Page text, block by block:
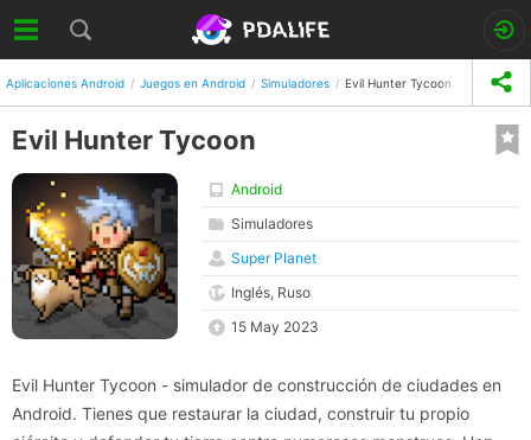
Aplicaciones Android Juegos en Android Simuladores Evil Hunter Tycoon
Evil Hunter Tycoon
Android
Simuladores
Super Planet
Inglés, Ruso
15 May 2023
Evil Hunter Tycoon - simulador de construcción de ciudades en
Android. Tienes que restaurar la ciudad, construir tu propio